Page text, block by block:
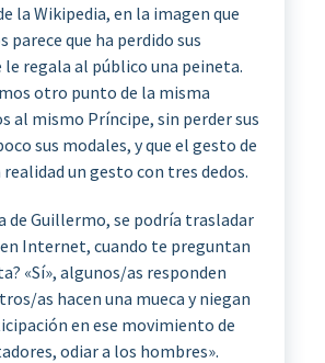
la Wikipedia, en la imagen que
parece que ha perdido sus
le regala al público una peineta.
otro punto de la misma
al mismo Príncipe, sin perder sus
sus modales, y que el gesto de
realidad un gesto con tres dedos.
de Guillermo, se podría trasladar
Internet, cuando te preguntan
«Sí», algunos/as responden
as hacen una mueca y niegan
en ese movimiento de
odiar a los hombres».